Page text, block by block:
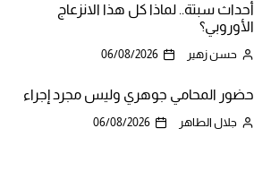
أحداث سبتة.. لماذا كل هذا الانزعاج
الأوروبي؟
حسن زهير 06/08/2026
حضور المحامي جوهري وليس مجرد إجراء
جلال الطاهر 06/08/2026